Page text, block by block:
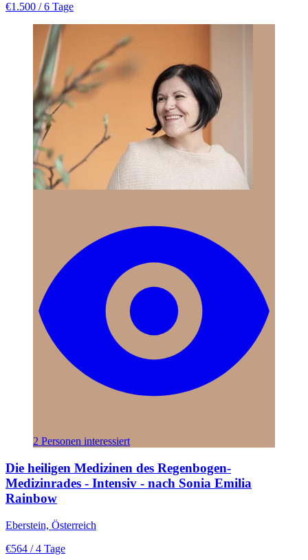
€1.500 / 6 Tage
2 Personen interessiert
Die heiligen Medizinen des Regenbogen-
Medizinrades - Intensiv - nach Sonia Emilia
Rainbow
Eberstein, Österreich
€564 / 4 Tage